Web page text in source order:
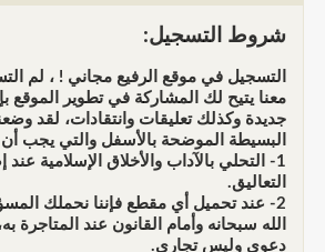
شروط التسجيل:
التسجيل في موقع الرفيع مجاني ! ، لم
معنا يتيح لك المشاركة في تطوير الموقع
جديدة وكذلك تعليقات وانتقادات، لقد
البسيطة الموضحة بالأسفل والتي يجب أن
1- التحلي بالآداب والأخلاق الإسلامية
التعاليق.
2- عند تحميل أي مقطع فإننا نحملك
الله سبحانه وأمام القانون عند المتاجرة
دعوي وليس تجاري.